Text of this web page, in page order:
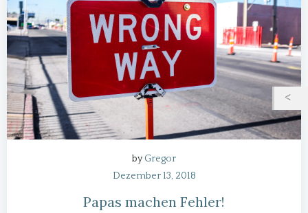
byGregor
Dezember 13, 2018
Papas machen Fehler!